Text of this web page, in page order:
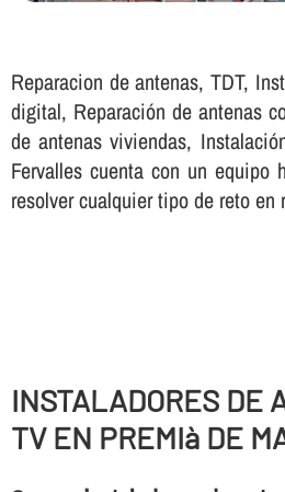
Reparacion de antenas, TDT,
digital, Reparación de antenas
de antenas viviendas,
Fervalles cuenta con un equipo
resolver cualquier tipo de reto en
INSTALADORES DE
TV EN PREMIà DE